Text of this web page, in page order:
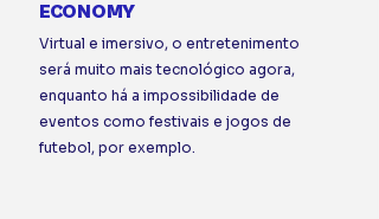
ECONOMY
Virtual e imersivo, o entretenimento
será muito mais tecnológico agora,
enquanto há a impossibilidade de
eventos como festivais e jogos de
futebol, por exemplo. ⠀